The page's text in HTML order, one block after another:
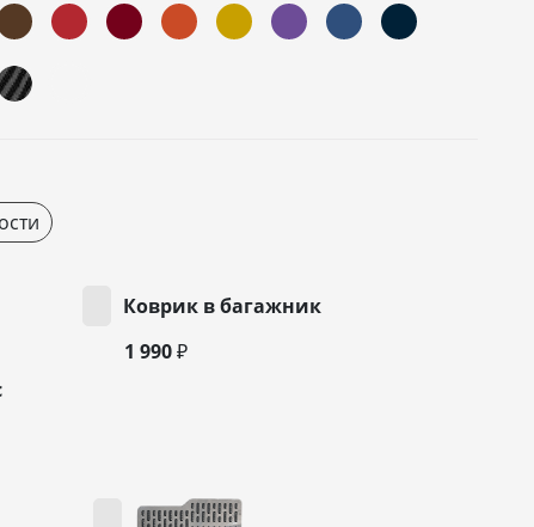
Коврик в багажник
1 990 ₽